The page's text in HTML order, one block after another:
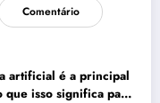
Comentário
artificial é a principal
isso significa para